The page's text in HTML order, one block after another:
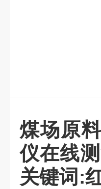
煤场原
仪在线
关键词: